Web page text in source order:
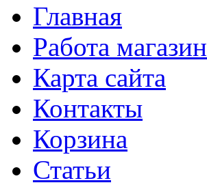
Главная
Работа
Карта сайта
Контакты
Корзина
Статьи